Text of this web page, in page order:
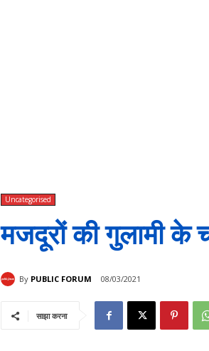
Uncategorised
मजदूरों की गुलामी के
By PUBLIC FORUM 08/03/2021
साझा करना